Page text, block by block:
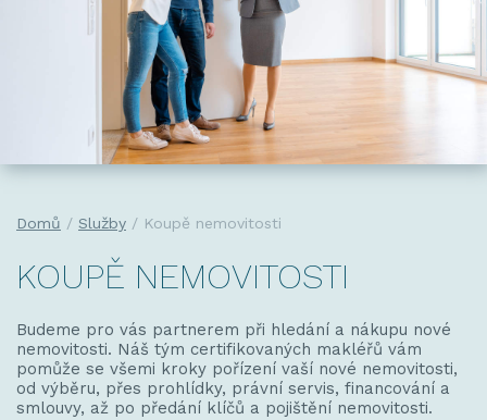
Domů Služby Koupě nemovitosti
KOUPĚ NEMOVITOSTI
Budeme pro vás partnerem při hledání a nákupu nové
nemovitosti. Náš tým certifikovaných makléřů vám
pomůže se všemi kroky pořízení vaší nové nemovitosti,
od výběru, přes prohlídky, právní servis, financování a
smlouvy, až po předání klíčů a pojištění nemovitosti.